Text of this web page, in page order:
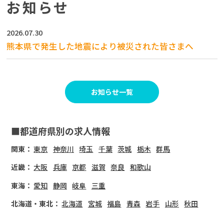
お知らせ
2026.07.30
熊本県で発生した地震により被災された皆さまへ
お知らせ一覧
■都道府県別の求人情報
関東： 東京 神奈川 埼玉 千葉 茨城 栃木 群馬
近畿： 大阪 兵庫 京都 滋賀 奈良 和歌山
東海： 愛知 静岡 岐阜
三重
北海道・東北： 北海道 宮城 福島 青森 岩手 山形 秋田